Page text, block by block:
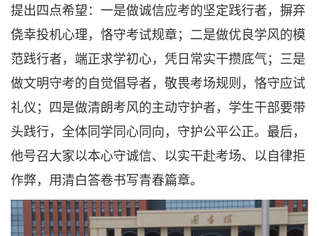
提出四点希望：一是做诚信应考的坚定践行者，摒弃
侥幸投机心理，恪守考试规章；二是做优良学风的模
范践行者，端正求学初心，凭日常实干攒底气；三是
做文明守考的自觉倡导者，敬畏考场规则，恪守应试
礼仪；四是做清朗考风的主动守护者，学生干部要带
头践行，全体同学同心同向，守护公平公正。最后，
他号召大家以本心守诚信、以实干赴考场、以自律拒
作弊，用清白答卷书写青春篇章。